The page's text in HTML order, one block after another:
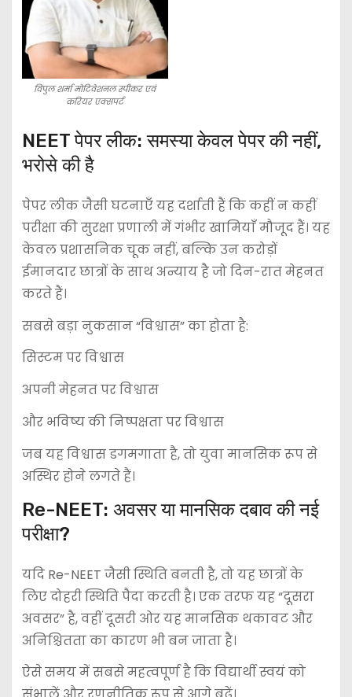
विपुल शर्मा मोटिवेशनल स्पीकर एवं
करियर एक्सपर्ट
NEET पेपर लीक: समस्या केवल पेपर की नहीं,
भरोसे की है
पेपर लीक जैसी घटनाएँ यह दर्शाती हैं कि कहीं न कहीं
परीक्षा की सुरक्षा प्रणाली में गंभीर खामियाँ मौजूद हैं। यह
केवल प्रशासनिक चूक नहीं, बल्कि उन करोड़ों
ईमानदार छात्रों के साथ अन्याय है जो दिन-रात मेहनत
करते हैं।
सबसे बड़ा नुकसान “विश्वास” का होता है:
सिस्टम पर विश्वास
अपनी मेहनत पर विश्वास
और भविष्य की निष्पक्षता पर विश्वास
जब यह विश्वास डगमगाता है, तो युवा मानसिक रूप से
अस्थिर होने लगते हैं।
Re-NEET: अवसर या मानसिक दबाव की नई
परीक्षा?
यदि Re-NEET जैसी स्थिति बनती है, तो यह छात्रों के
लिए दोहरी स्थिति पैदा करती है। एक तरफ यह “दूसरा
अवसर” है, वहीं दूसरी ओर यह मानसिक थकावट और
अनिश्चितता का कारण भी बन जाता है।
ऐसे समय में सबसे महत्वपूर्ण है कि विद्यार्थी स्वयं को